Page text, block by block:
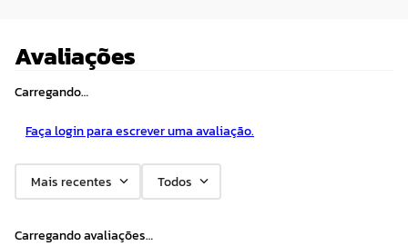
Avaliações
Carregando…
Faça login para escrever uma avaliação.
Mais recentes Todos
Carregando avaliações…